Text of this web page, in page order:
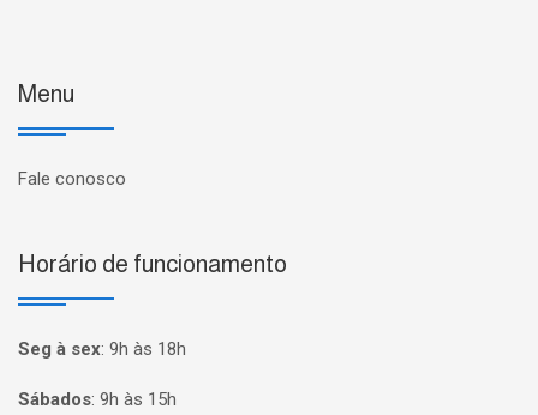
Menu
Fale conosco
Horário de funcionamento
Seg à sex: 9h às 18h
Sábados: 9h às 15h